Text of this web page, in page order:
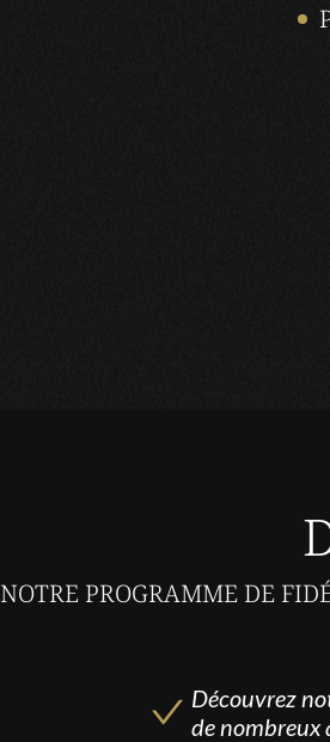
NOTRE PROGRAMME DE
Découvrez
de nombreux